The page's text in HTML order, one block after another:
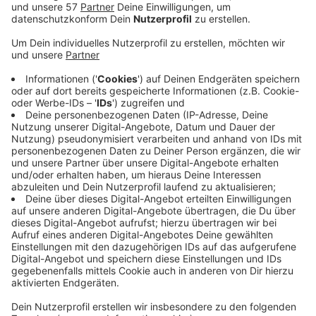
Tickets zum "Frühbuchertarif" verfügbar.
Die rund sechs Kilometer lange Strecke ist laut
den Veranstaltern "für jeden machbar",
insbesondere auch für Laufeinsteiger und Walker.
Außerdem werden die fittesten Unternehmen und
die originellsten Teams prämiert.
Zuletzt haben beim B2Run 2019 um die 3000
Teilnehmer aus rund 250 Unternehmen
mitgemacht.
Schirmherrin des Laufevents ist in diesem Jahr
Aachens Oberbürgermeisterin Sibylle Keupen.
Der B2Run wird erneut komplett klimaneutral
veranstaltet, die Anreise mit Öffentlichen
Verkehrsmitteln ist für alle Teilnehmenden